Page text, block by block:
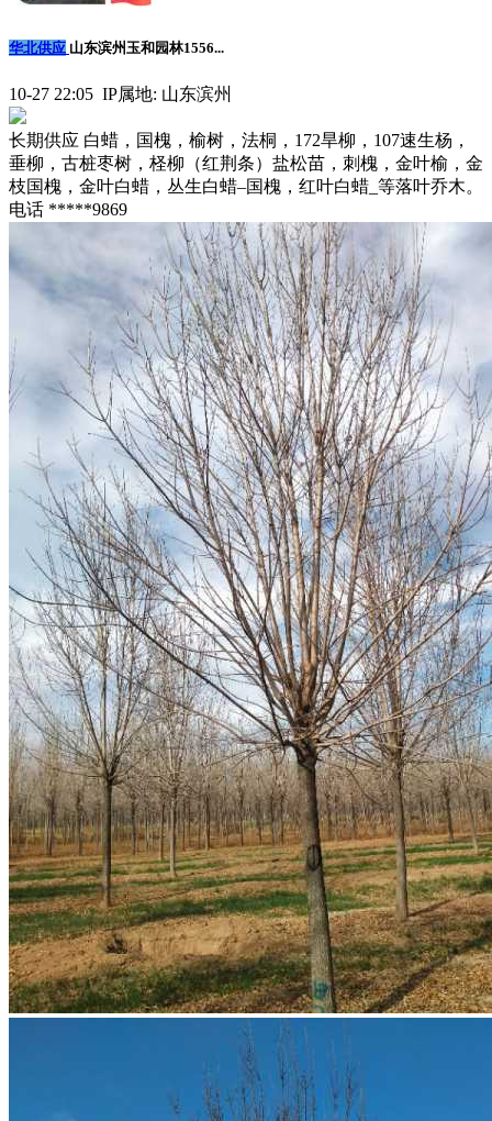
华北供应 山东滨州玉和园林1556...
10-27 22:05 IP属地: 山东滨州
长期供应 白蜡，国槐，榆树，法桐，172旱柳，107速生杨，
垂柳，古桩枣树，柽柳（红荆条）盐松苗，刺槐，金叶榆，金
枝国槐，金叶白蜡，丛生白蜡–国槐，红叶白蜡_等落叶乔木。
电话 *****9869